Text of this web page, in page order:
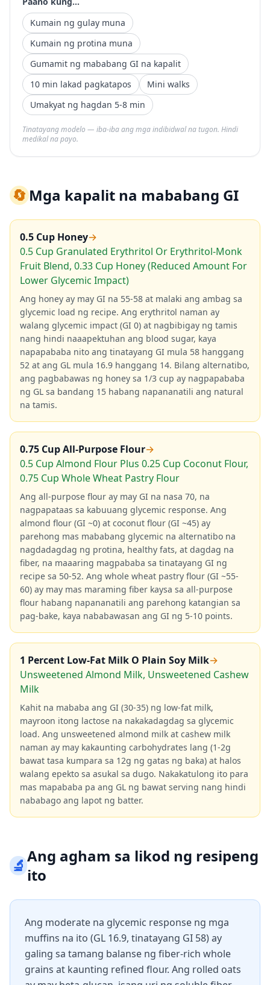
Kumain ng gulay muna
Kumain ng protina muna
Gumamit ng mababang GI na kapalit
10 min lakad pagkatapos
Mini walks
Umakyat ng hagdan 5-8 min
Tinatayang modelo — iba-iba ang mga indibidwal na tugon. Hindi
medikal na payo.
🔄Mga kapalit na mababang GI
0.5 Cup Honey→
0.5 Cup Granulated Erythritol Or Erythritol-Monk
Fruit Blend, 0.33 Cup Honey (Reduced Amount For
Lower Glycemic Impact)
Ang honey ay may GI na 55-58 at malaki ang ambag sa
glycemic load ng recipe. Ang erythritol naman ay
walang glycemic impact (GI 0) at nagbibigay ng tamis
nang hindi naaapektuhan ang blood sugar, kaya
napapababa nito ang tinatayang GI mula 58 hanggang
52 at ang GL mula 16.9 hanggang 14. Bilang alternatibo,
ang pagbabawas ng honey sa 1/3 cup ay nagpapababa
ng GL sa bandang 15 habang napananatili ang natural
na tamis.
0.75 Cup All-Purpose Flour→
0.5 Cup Almond Flour Plus 0.25 Cup Coconut Flour,
0.75 Cup Whole Wheat Pastry Flour
Ang all-purpose flour ay may GI na nasa 70, na
nagpapataas sa kabuuang glycemic response. Ang
almond flour (GI ~0) at coconut flour (GI ~45) ay
parehong mas mababang glycemic na alternatibo na
nagdadagdag ng protina, healthy fats, at dagdag na
fiber, na maaaring magpababa sa tinatayang GI ng
recipe sa 50-52. Ang whole wheat pastry flour (GI ~55-
60) ay may mas maraming fiber kaysa sa all-purpose
flour habang napananatili ang parehong katangian sa
pag-bake, kaya nababawasan ang GI ng 5-10 points.
1 Percent Low-Fat Milk O Plain Soy Milk→
Unsweetened Almond Milk, Unsweetened Cashew
Milk
Kahit na mababa ang GI (30-35) ng low-fat milk,
mayroon itong lactose na nakakadagdag sa glycemic
load. Ang unsweetened almond milk at cashew milk
naman ay may kakaunting carbohydrates lang (1-2g
bawat tasa kumpara sa 12g ng gatas ng baka) at halos
walang epekto sa asukal sa dugo. Nakakatulong ito para
mas mapababa pa ang GL ng bawat serving nang hindi
nababago ang lapot ng batter.
🔬Ang agham sa likod ng resipeng
ito
Ang moderate na glycemic response ng mga
muffins na ito (GL 16.9, tinatayang GI 58) ay
galing sa tamang balanse ng fiber-rich whole
grains at kaunting refined flour. Ang rolled oats